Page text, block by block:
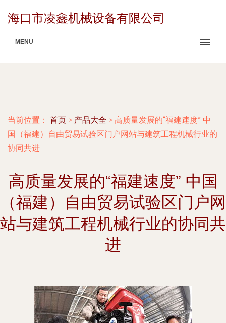
海口市凌鑫机械设备有限公司
MENU
当前位置： 首页 > 产品大全 > 高质量发展的“福建速度” 中
国（福建）自由贸易试验区门户网站与建筑工程机械行业的
协同共进
高质量发展的“福建速度” 中国
（福建）自由贸易试验区门户网
站与建筑工程机械行业的协同共
进